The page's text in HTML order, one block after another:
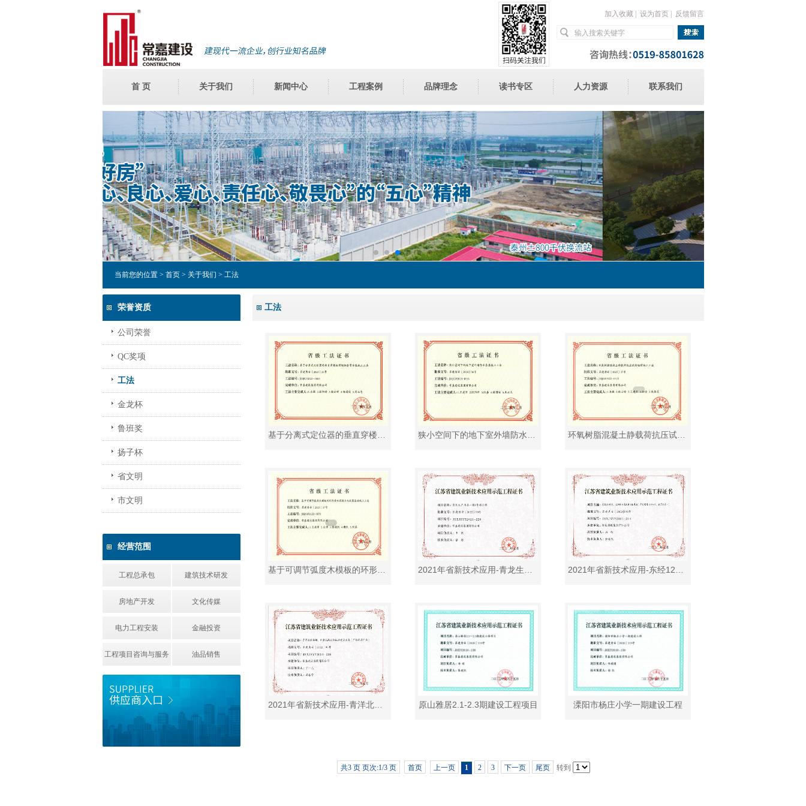
加入收藏| 设为首页| 反馈留言
首 页 关于我们 新闻中心 工程案例 品牌理念 读书专区 人力资源 联系我们
当前您的位置 > 首页> 关于我们 > 工法
荣誉资质
公司荣誉
QC奖项
工法
金龙杯
鲁班奖
扬子杯
省文明
市文明
经营范围
工程总承包 建筑技术研发
房地产开发 文化传媒
电力工程安装 金融投资
工程项目咨询与服务 油品销售
工法
原山雅居2.1-2.3期建设工程项目 溧阳市杨庄小学一期建设工程
共3 页 页次:1/3 页 首页 上一页 1 2 3 下一页 尾页 转到